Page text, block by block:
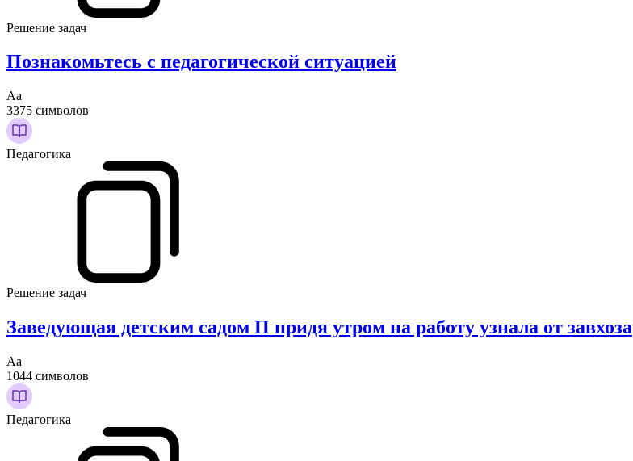
Решение задач
Познакомьтесь с педагогической ситуацией
Аа
3375 символов
Педагогика
Решение задач
Заведующая детским садом П придя утром на работу узнала от завхоза
Аа
1044 символов
Педагогика